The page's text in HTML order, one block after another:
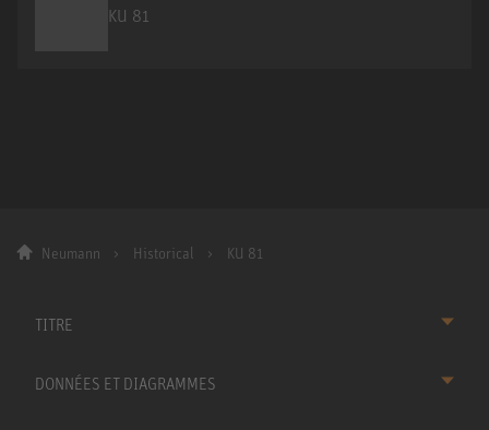
KU 81
Neumann Historical KU 81
TITRE
DONNÉES ET DIAGRAMMES